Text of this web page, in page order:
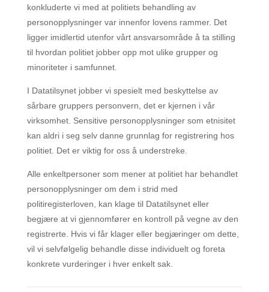
konkluderte vi med at politiets behandling av
personopplysninger var innenfor lovens rammer. Det
ligger imidlertid utenfor vårt ansvarsområde å ta stilling
til hvordan politiet jobber opp mot ulike grupper og
minoriteter i samfunnet.
I Datatilsynet jobber vi spesielt med beskyttelse av
sårbare gruppers personvern, det er kjernen i vår
virksomhet. Sensitive personopplysninger som etnisitet
kan aldri i seg selv danne grunnlag for registrering hos
politiet. Det er viktig for oss å understreke.
Alle enkeltpersoner som mener at politiet har behandlet
personopplysninger om dem i strid med
politiregisterloven, kan klage til Datatilsynet eller
begjære at vi gjennomfører en kontroll på vegne av den
registrerte. Hvis vi får klager eller begjæringer om dette,
vil vi selvfølgelig behandle disse individuelt og foreta
konkrete vurderinger i hver enkelt sak.